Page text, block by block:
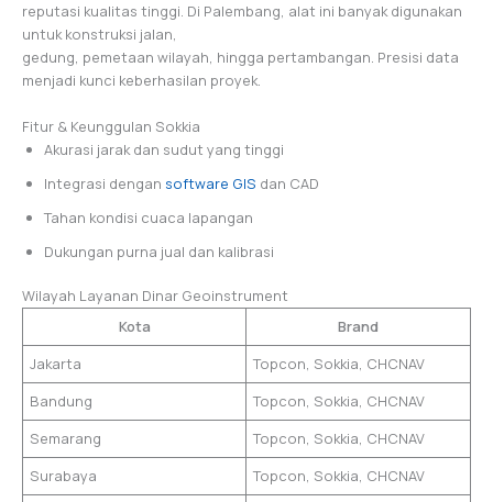
reputasi kualitas tinggi. Di Palembang, alat ini banyak digunakan
untuk konstruksi jalan,
gedung, pemetaan wilayah, hingga pertambangan. Presisi data
menjadi kunci keberhasilan proyek.
Fitur & Keunggulan Sokkia
Akurasi jarak dan sudut yang tinggi
Integrasi dengan software GIS dan CAD
Tahan kondisi cuaca lapangan
Dukungan purna jual dan kalibrasi
Wilayah Layanan Dinar Geoinstrument
Kota
Brand
Jakarta
Topcon, Sokkia, CHCNAV
Bandung
Topcon, Sokkia, CHCNAV
Semarang
Topcon, Sokkia, CHCNAV
Surabaya
Topcon, Sokkia, CHCNAV